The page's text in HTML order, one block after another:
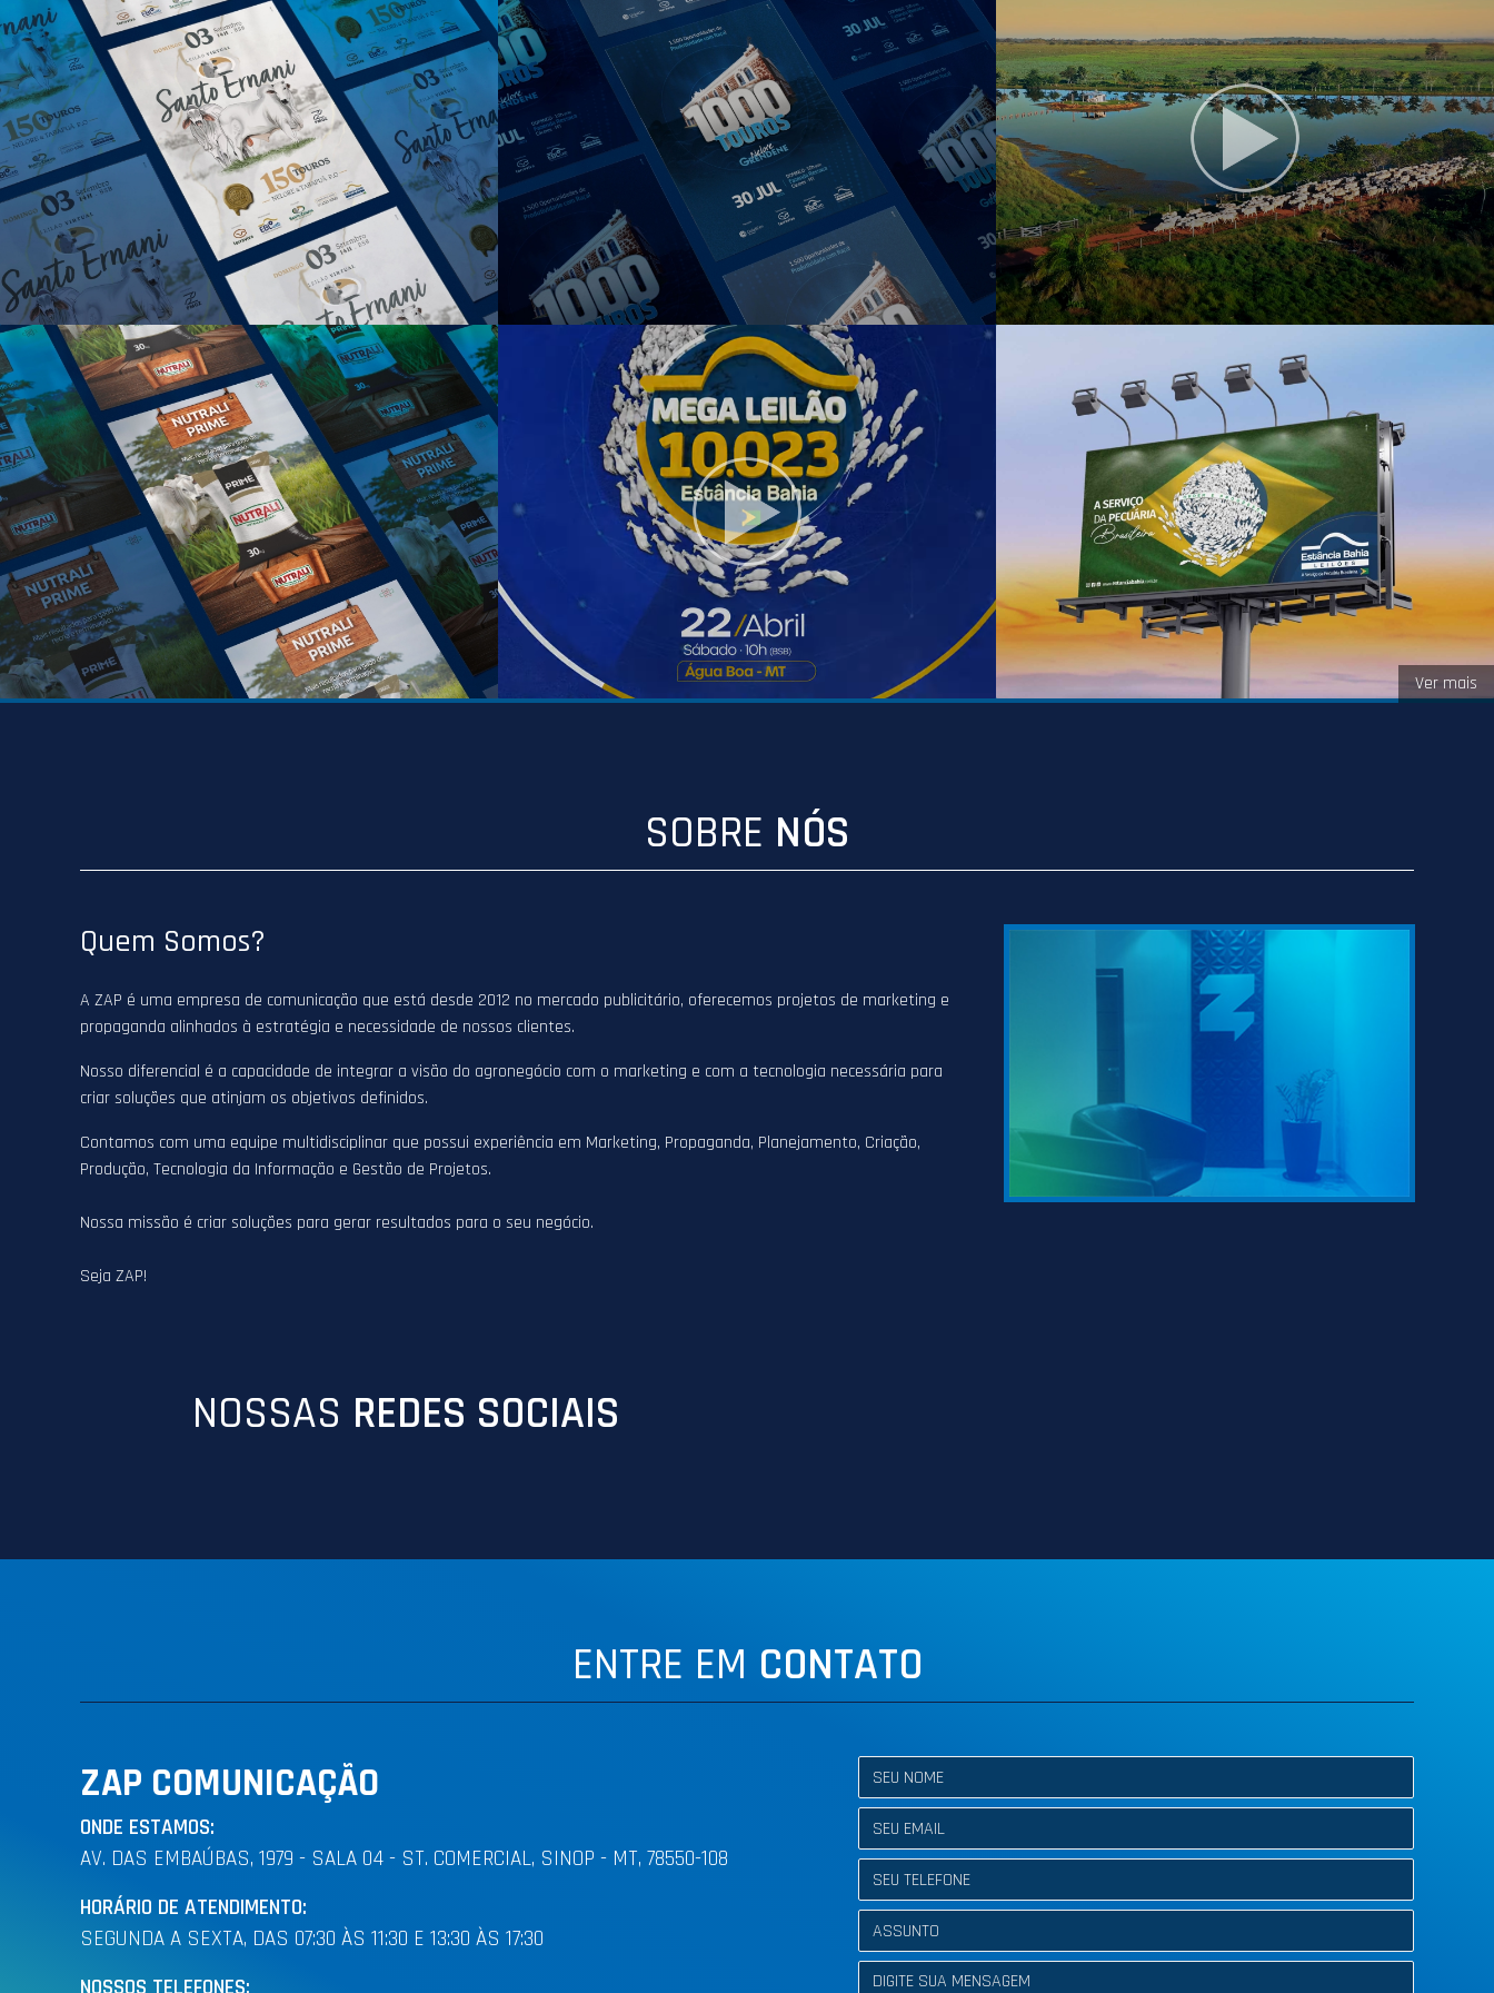
Ver mais
SOBRE NÓS
Quem Somos?
A ZAP é uma empresa de comunicação que está desde 2012 no mercado publicitário, oferecemos projetos de marketing e
propaganda alinhados à estratégia e necessidade de nossos clientes.
Nosso diferencial é a capacidade de integrar a visão do agronegócio com o marketing e com a tecnologia necessária para
criar soluções que atinjam os objetivos definidos.
Contamos com uma equipe multidisciplinar que possui experiência em Marketing, Propaganda, Planejamento, Criação,
Produção, Tecnologia da Informação e Gestão de Projetos.
Nossa missão é criar soluções para gerar resultados para o seu negócio.
Seja ZAP!
NOSSAS REDES SOCIAIS
ENTRE EM CONTATO
ZAP COMUNICAÇÃO
ONDE ESTAMOS:
AV. DAS EMBAÚBAS, 1979 - SALA 04 - ST. COMERCIAL, SINOP - MT, 78550-108
HORÁRIO DE ATENDIMENTO:
SEGUNDA A SEXTA, DAS 07:30 ÀS 11:30 E 13:30 ÀS 17:30